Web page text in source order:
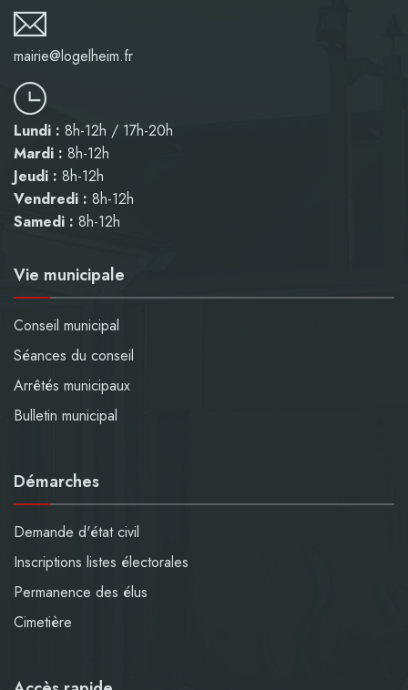
mairie@logelheim.fr
Lundi : 8h-12h / 17h-20h
Mardi : 8h-12h
Jeudi : 8h-12h
Vendredi : 8h-12h
Samedi : 8h-12h
Vie municipale
Conseil municipal
Séances du conseil
Arrêtés municipaux
Bulletin municipal
Démarches
Demande d'état civil
Inscriptions listes électorales
Permanence des élus
Cimetière